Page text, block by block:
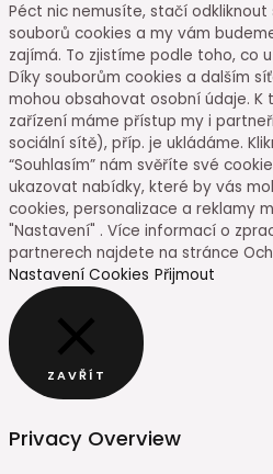
Péct nic nemusíte, stačí odkliknout
souborů cookies a my vám
zajímá. To zjistíme podle toho, co
Díky souborům cookies a dalším
mohou obsahovat osobní údaje. K
zařízení máme přístup my i
sociální sítě), příp. je ukládáme.
“Souhlasím” nám svěříte své
ukazovat nabídky, které by vás
cookies, personalizace a reklamy
"Nastavení" . Více informací o
partnerech najdete na stránce
Nastavení Cookies Přijmout
ZAVŘÍT
Privacy Overview